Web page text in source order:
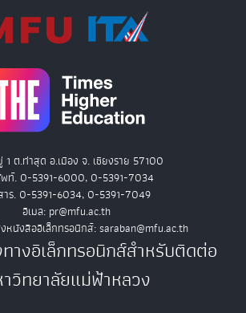
1 ต.ท่าสุด อ.เมือง จ. เชียงราย 57100
พท์. 0-5391-6000, 0-5391-7034
าร. 0-5391-6034, 0-5391-7049
อีเมล: pr@mfu.ac.th
หนังสืออิเล็กทรอนิกส์: saraban@mfu.ac.th
างอิเล็กทรอนิกส์สำหรับติดต่อ
วิทยาลัยแม่ฟ้าหลวง